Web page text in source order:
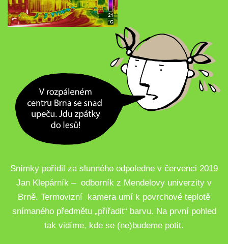
Snímky pořídil za slunného odpoledne v červenci 2019
Jan Klepárník – odborník z Mendelovy univerzity v
Brně. Termovizní kamera umí k povrchové teplotě
snímaného předmětu „přiřadit“ barvu. Na první pohled
tak vidíme, kde se (ne)budeme potit.